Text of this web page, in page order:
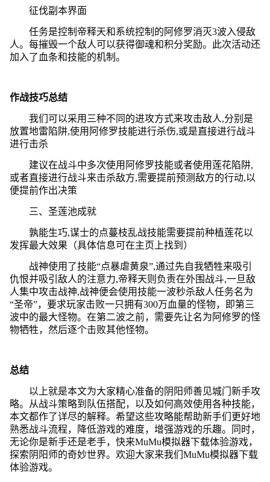
征伐副本界面
任务是控制帝释天和系统控制的阿修罗消灭3波入侵敌
人。每摧毁一个敌人可以获得御魂和积分奖励。此次活动还
加入了血条和技能的机制。
作战技巧总结
我们可以采用三种不同的进攻方式来攻击敌人,分别是
放置地雷陷阱,使用阿修罗技能进行杀伤,或是直接进行战斗
进行击杀
建议在战斗中多次使用阿修罗技能或者使用莲花陷阱,
或者直接进行战斗来击杀敌方,需要提前预测敌方的行动,以
便提前作出决策
三、圣莲池成就
孰能生巧,谋士的点蔓枝乱战技能需要提前种植莲花以
发挥最大效果（具体信息可在主页上找到）
战神使用了技能“点暴虐黄泉”,通过先自我牺牲来吸引
仇恨并吸引敌人的注意力,帝释天则负责在外围战斗,一旦敌
人集中攻击战神,战神便会使用技能一波秒杀敌人任务名为
“圣帝”，要求玩家击败一只拥有300万血量的怪物，即第三
波中的最大怪物。在第二波之前，需要先让名为阿修罗的怪
物牺牲，然后逐个击败其他怪物。
总结
以上就是本文为大家精心准备的阴阳师善见城门新手攻
略。从战斗策略到队伍搭配，以及如何高效使用各种技能，
本文都作了详尽的解释。希望这些攻略能帮助新手们更好地
熟悉战斗流程，降低游戏的难度，增强游戏的乐趣。同时，
无论你是新手还是老手，快来MuMu模拟器下载体验游戏，
探索阴阳师的奇妙世界。欢迎大家来我们MuMu模拟器下载
体验游戏。